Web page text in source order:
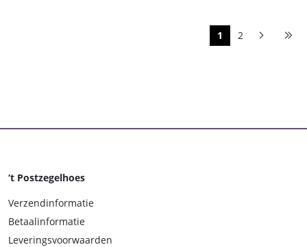
1 2
‘t Postzegelhoes
Verzendinformatie
Betaalinformatie
Leveringsvoorwaarden